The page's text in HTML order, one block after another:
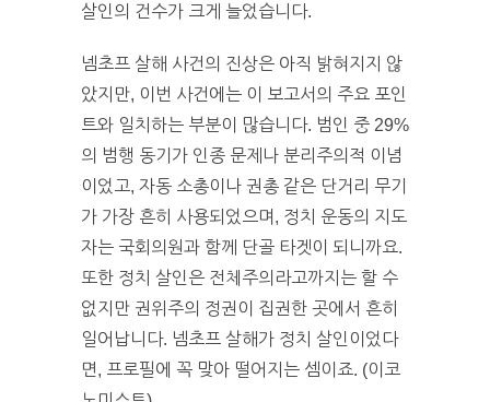
살인의 건수가 크게 늘었습니다.
넴초프 살해 사건의 진상은 아직 밝혀지지 않
았지만, 이번 사건에는 이 보고서의 주요 포인
트와 일치하는 부분이 많습니다. 범인 중 29%
의 범행 동기가 인종 문제나 분리주의적 이념
이었고, 자동 소총이나 권총 같은 단거리 무기
가 가장 흔히 사용되었으며, 정치 운동의 지도
자는 국회의원과 함께 단골 타겟이 되니까요.
또한 정치 살인은 전체주의라고까지는 할 수
없지만 권위주의 정권이 집권한 곳에서 흔히
일어납니다. 넴초프 살해가 정치 살인이었다
면, 프로필에 꼭 맞아 떨어지는 셈이죠. (이코